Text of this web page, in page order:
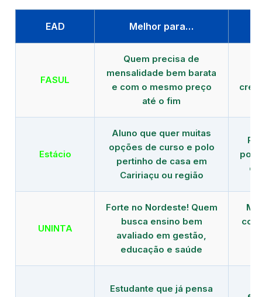
EAD Melhor para…
FASUL
Quem precisa de
mensalidade bem barata
e com o mesmo preço
até o fim
Estácio
Aluno que quer muitas
opções de curso e polo
pertinho de casa em
Caririaçu ou região
UNINTA
Forte no Nordeste! Quem
busca ensino bem
avaliado em gestão,
educação e saúde
Estudante que já pensa